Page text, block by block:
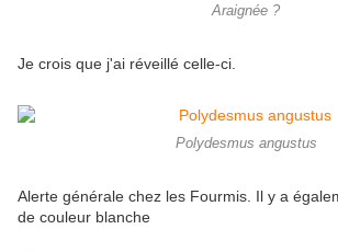
Araignée ?
Je crois que j'ai réveillé celle-ci.
Polydesmus angustus
Alerte générale chez les Fourmis. Il y a
de couleur blanche